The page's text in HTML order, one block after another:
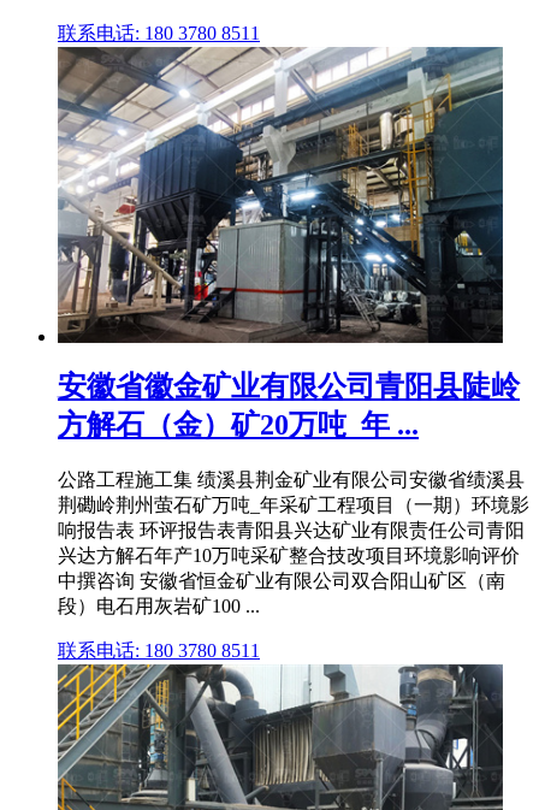
联系电话: 180 3780 8511
安徽省徽金矿业有限公司青阳县陡岭
方解石（金）矿20万吨_年 ...
公路工程施工集 绩溪县荆金矿业有限公司安徽省绩溪县
荆磡岭荆州萤石矿万吨_年采矿工程项目（一期）环境影
响报告表 环评报告表青阳县兴达矿业有限责任公司青阳
兴达方解石年产10万吨采矿整合技改项目环境影响评价
中撰咨询 安徽省恒金矿业有限公司双合阳山矿区（南
段）电石用灰岩矿100 ...
联系电话: 180 3780 8511